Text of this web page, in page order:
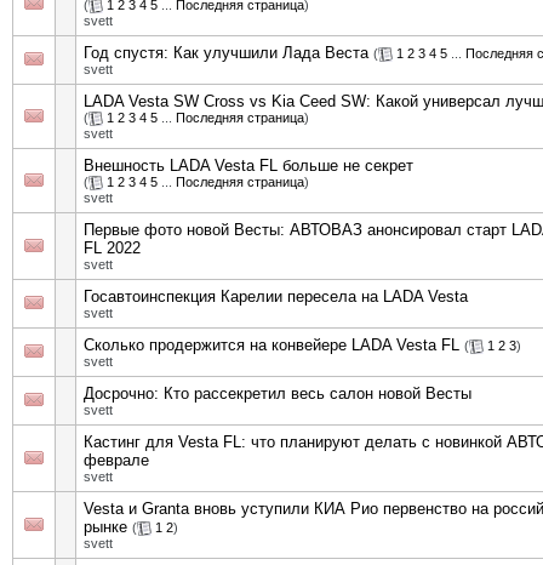
( 1 2 3 4 5 Последняя страница)
svett
Год спустя: Как улучшили Лада Веста ( 1 2 3 4 5
Последняя
svett
LADA Vesta SW Cross vs Kia Ceed SW: Какой универсал
( 1 2 3 4 5 Последняя страница)
svett
Внешность LADA Vesta FL больше не секрет
( 1 2 3 4 5 Последняя страница)
svett
Первые фото новой Весты: АВТОВАЗ анонсировал старт
FL 2022
svett
Госавтоинспекция Карелии пересела на LADA Vesta
svett
Сколько продержится на конвейере LADA Vesta FL ( 1 2 3)
svett
Досрочно: Кто рассекретил весь салон новой Весты
svett
Кастинг для Vesta FL: что планируют делать с новинкой
феврале
svett
Vesta и Granta вновь уступили КИА Рио первенство на
рынке ( 1 2)
svett